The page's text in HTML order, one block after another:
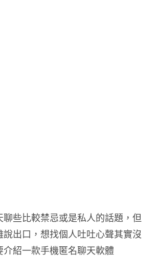
聊些比較禁忌或是私人的話題，但
出口，想找個人吐吐心聲其實沒
紹一款手機匿名聊天軟體